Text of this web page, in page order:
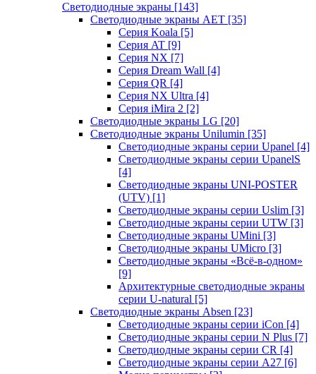
Светодиодные экраны [143]
Светодиодные экраны AET [35]
Cерия Koala [5]
Серия AT [9]
Серия NX [7]
Серия Dream Wall [4]
Серия QR [4]
Серия NX Ultra [4]
Серия iMira 2 [2]
Светодиодные экраны LG [20]
Светодиодные экраны Unilumin [35]
Светодиодные экраны серии Upanel [4]
Светодиодные экраны серии UpanelS
[4]
Светодиодные экраны UNI-POSTER
(UTV) [1]
Светодиодные экраны серии Uslim [3]
Светодиодные экраны серии UTW [3]
Светодиодные экраны UMini [3]
Светодиодные экраны UMicro [3]
Светодиодные экраны «Всё-в-одном»
[9]
Архитектурные светодиодные экраны
серии U-natural [5]
Светодиодные экраны Absen [23]
Светодиодные экраны серии iCon [4]
Светодиодные экраны серии N Plus [7]
Светодиодные экраны серии CR [4]
Светодиодные экраны серии А27 [6]